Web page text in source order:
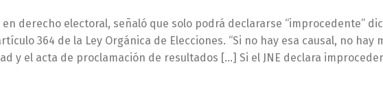
en derecho electoral, señaló que solo podrá declararse “improcedente”
364 de la Ley Orgánica de Elecciones. “Si no hay esa causal, no hay
y el acta de proclamación de resultados […] Si el JNE declara